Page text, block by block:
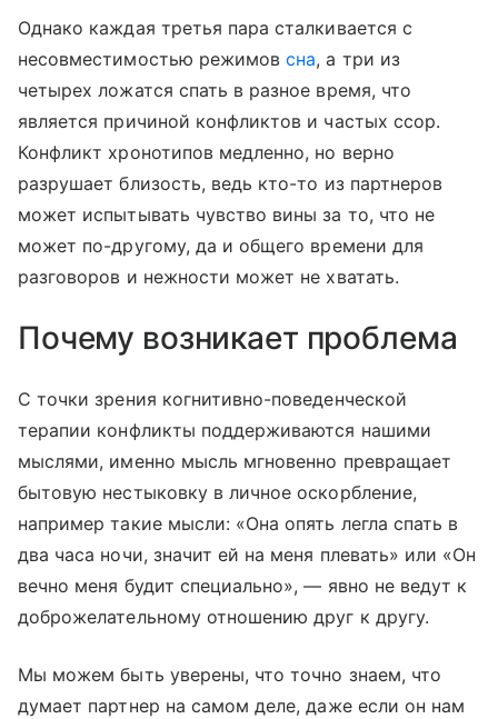
Однако каждая третья пара сталкивается с
несовместимостью режимовсна, а три из
четырех ложатся спать в разное время, что
является причиной конфликтов и частых ссор.
Конфликт хронотипов медленно, но верно
разрушает близость, ведь кто-то из партнеров
может испытывать чувство вины за то, что не
может по-другому, да и общего времени для
разговоров и нежности может не хватать.
Почему возникает проблема
С точки зрения когнитивно-поведенческой
терапии конфликты поддерживаются нашими
мыслями, именно мысль мгновенно превращает
бытовую нестыковку в личное оскорбление,
например такие мысли: «Она опять легла спать в
два часа ночи, значит ей на меня плевать» или «Он
вечно меня будит специально», — явно не ведут к
доброжелательному отношению друг к другу.
Мы можем быть уверены, что точно знаем, что
думает партнер на самом деле, даже если он нам